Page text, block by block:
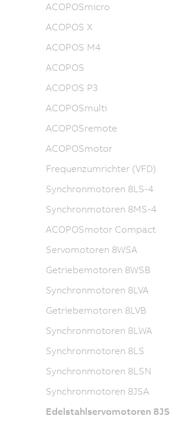
ACOPOSmicro
ACOPOS X
ACOPOS M4
ACOPOS
ACOPOS P3
ACOPOSmulti
ACOPOSremote
ACOPOSmotor
Frequenzumrichter (VFD)
Synchronmotoren 8LS-4
Synchronmotoren 8MS-4
ACOPOSmotor Compact
Servomotoren 8WSA
Getriebemotoren 8WSB
Synchronmotoren 8LVA
Getriebemotoren 8LVB
Synchronmotoren 8LWA
Synchronmotoren 8LS
Synchronmotoren 8LSN
Synchronmotoren 8JSA
Edelstahlservomotoren 8JS